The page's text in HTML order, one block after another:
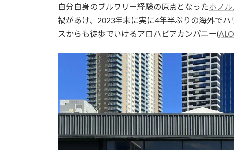
新
日
時
:
自分自身のブルワリー経験の原点となったホノ
禍があけ、2023年末に実に4年半ぶりの海外で
スからも徒歩でいけるアロハビアカンパニー(